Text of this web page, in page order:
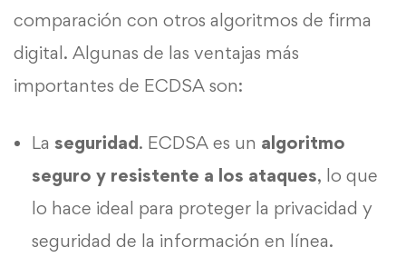
comparación con otros algoritmos de firma
digital. Algunas de las ventajas más
importantes de ECDSA son:
La seguridad. ECDSA es un algoritmo
seguro y resistente a los ataques, lo que
lo hace ideal para proteger la privacidad y
seguridad de la información en línea.